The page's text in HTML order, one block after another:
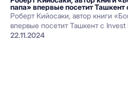
папа» впервые посетит Ташкент
Роберт Кийосаки, автор книги
впервые посетит Ташкент с Invest
22.11.2024